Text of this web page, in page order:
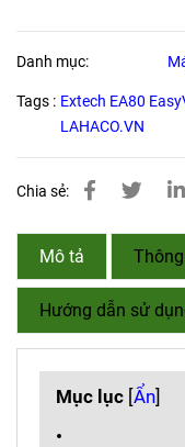
Danh mục:
Tags : Extech EA80
LAHACO.VN
Chia sẻ:
Mô tả
Hướng dẫn sử
Mục lục [Ẩn]